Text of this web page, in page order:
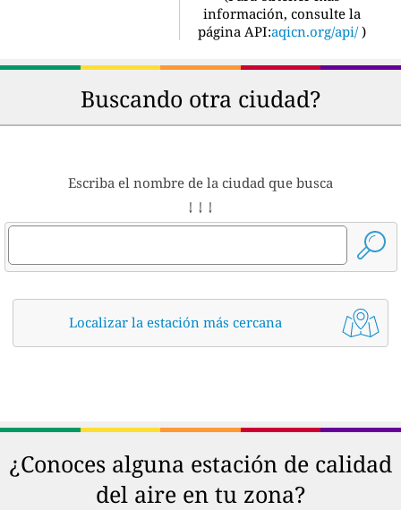
información, consulte la
página API:aqicn.org/api/ )
Buscando otra ciudad?
Escriba el nombre de la ciudad que busca
↓ ↓ ↓
Localizar la estación más cercana
¿Conoces alguna estación de calidad
del aire en tu zona?